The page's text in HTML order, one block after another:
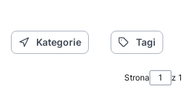
Kategorie Tagi
Strona z 1